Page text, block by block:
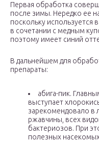
Первая обработка
после зимы. Нередко ее
поскольку используется
в сочетании с медным
поэтому имеет синий
В дальнейшем для
препараты:
абига-пик.
выступает
зарекомендовало в
ржавчины, всех
бактериозов. При
полезных